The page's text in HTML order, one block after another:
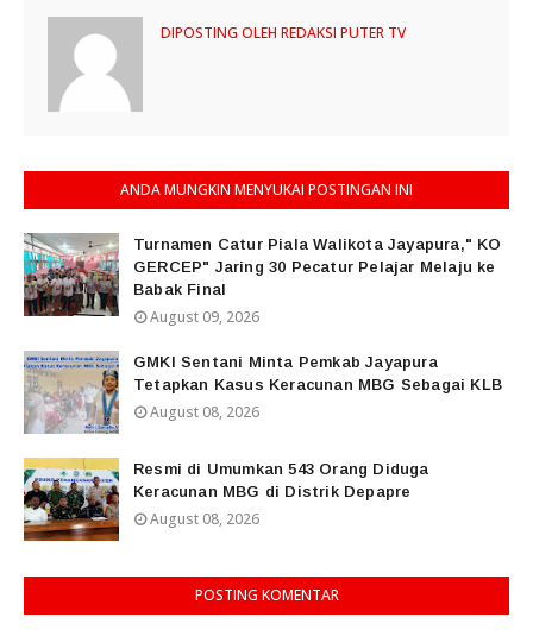
DIPOSTING OLEH REDAKSI PUTER TV
ANDA MUNGKIN MENYUKAI POSTINGAN INI
Turnamen Catur Piala Walikota Jayapura," KO
GERCEP" Jaring 30 Pecatur Pelajar Melaju ke
Babak Final
August 09, 2026
GMKI Sentani Minta Pemkab Jayapura
Tetapkan Kasus Keracunan MBG Sebagai KLB
August 08, 2026
Resmi di Umumkan 543 Orang Diduga
Keracunan MBG di Distrik Depapre
August 08, 2026
POSTING KOMENTAR